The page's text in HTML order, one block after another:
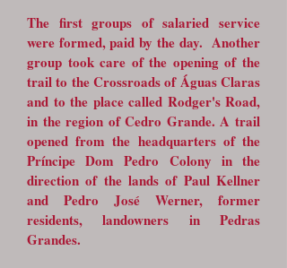
The first groups of salaried service
were formed, paid by the day. Another
group took care of the opening of the
trail to the Crossroads of Águas Claras
and to the place called Rodger's Road,
in the region of Cedro Grande. A trail
opened from the headquarters of the
Príncipe Dom Pedro Colony in the
direction of the lands of Paul Kellner
and Pedro José Werner, former
residents, landowners in Pedras
Grandes.